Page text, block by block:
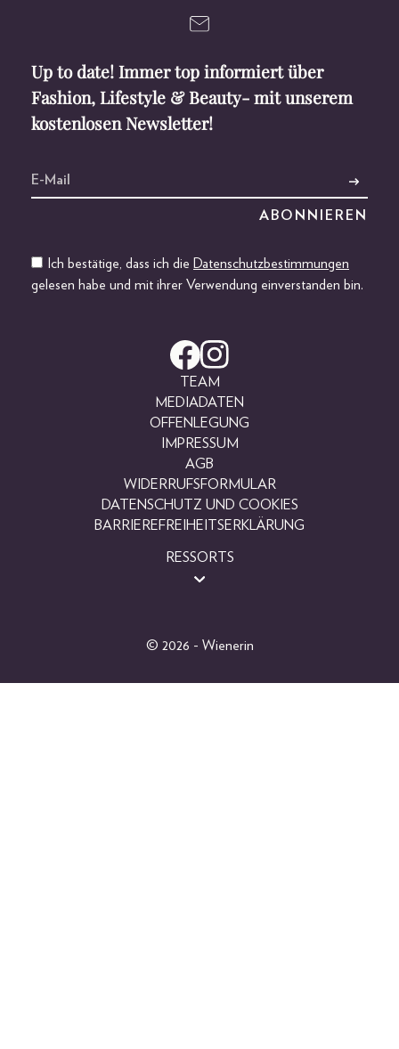
Up to date! Immer top informiert über
Fashion, Lifestyle & Beauty- mit unserem
kostenlosen Newsletter!
Ich bestätige, dass ich die Datenschutzbestimmungen
gelesen habe und mit ihrer Verwendung einverstanden bin.
TEAM
MEDIADATEN
OFFENLEGUNG
IMPRESSUM
AGB
WIDERRUFSFORMULAR
DATENSCHUTZ UND COOKIES
BARRIEREFREIHEITSERKLÄRUNG
RESSORTS
© 2026 - Wienerin